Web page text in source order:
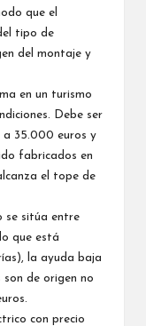
que el
tipo de
del montaje y
en un turismo
Debe ser
a 35.000 euros y
fabricados en
el tope de
se sitúa entre
que está
la ayuda baja
de origen no
con precio